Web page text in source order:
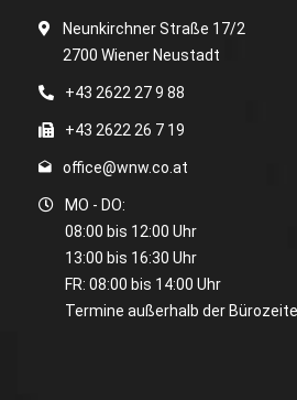
Neunkirchner Straße 17/2
2700 Wiener Neustadt
+43 2622 27 9 88
+43 2622 26 7 19
office@wnw.co.at
MO - DO:
08:00 bis 12:00 Uhr
13:00 bis 16:30 Uhr
FR: 08:00 bis 14:00 Uhr
Termine außerhalb der